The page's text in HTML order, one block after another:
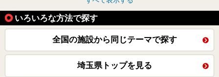
いろいろな方法で探す
全国の施設から同じテーマで探す
埼玉県トップを見る